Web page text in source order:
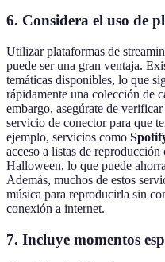
6. Considera el uso de
Utilizar plataformas de
puede ser una gran ventaja.
temáticas disponibles, lo que
rápidamente una colección de
embargo, asegúrate de
servicio de conector para que
ejemplo, servicios como
acceso a listas de reproducción
Halloween, lo que puede
Además, muchos de estos
música para reproducirla sin
conexión a internet.
7. Incluye momentos